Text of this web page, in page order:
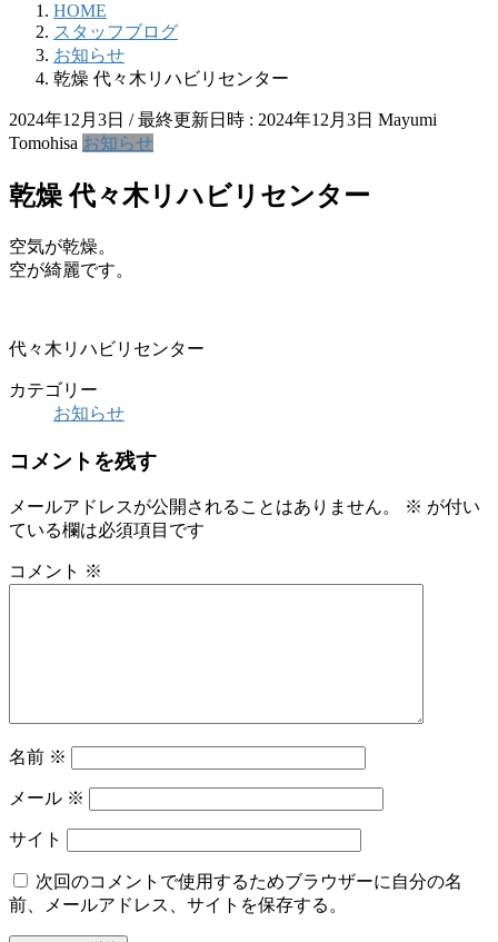
HOME
スタッフブログ
お知らせ
乾燥 代々木リハビリセンター
2024年12月3日 / 最終更新日時 : 2024年12月3日 Mayumi
Tomohisa お知らせ
乾燥 代々木リハビリセンター
空気が乾燥。
空が綺麗です。
代々木リハビリセンター
カテゴリー
お知らせ
コメントを残す
メールアドレスが公開されることはありません。 ※ が付い
ている欄は必須項目です
コメント ※
名前 ※
メール ※
サイト
次回のコメントで使用するためブラウザーに自分の名
前、メールアドレス、サイトを保存する。